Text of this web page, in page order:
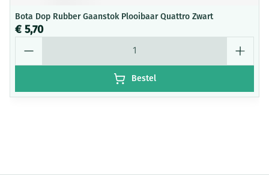
Bota Dop Rubber Gaanstok Plooibaar Quattro Zwart
€ 5,70
Bestel